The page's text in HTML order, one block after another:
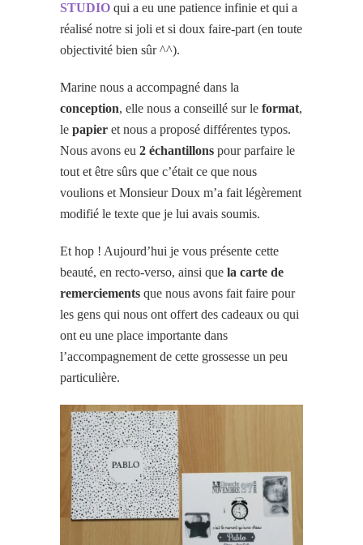
STUDIO qui a eu une patience infinie et qui a
réalisé notre si joli et si doux faire-part (en toute
objectivité bien sûr ^^).
Marine nous a accompagné dans la
conception, elle nous a conseillé sur le format,
le papier et nous a proposé différentes typos.
Nous avons eu 2 échantillons pour parfaire le
tout et être sûrs que c’était ce que nous
voulions et Monsieur Doux m’a fait légèrement
modifié le texte que je lui avais soumis.
Et hop ! Aujourd’hui je vous présente cette
beauté, en recto-verso, ainsi que la carte de
remerciements que nous avons fait faire pour
les gens qui nous ont offert des cadeaux ou qui
ont eu une place importante dans
l’accompagnement de cette grossesse un peu
particulière.